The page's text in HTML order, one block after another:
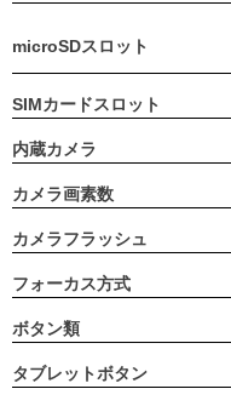
microSDスロット
SIMカードスロット
内蔵カメラ
カメラ画素数
カメラフラッシュ
フォーカス方式
ボタン類
タブレットボタン